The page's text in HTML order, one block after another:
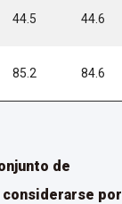
44.5 44.6
85.2 84.6
de
por